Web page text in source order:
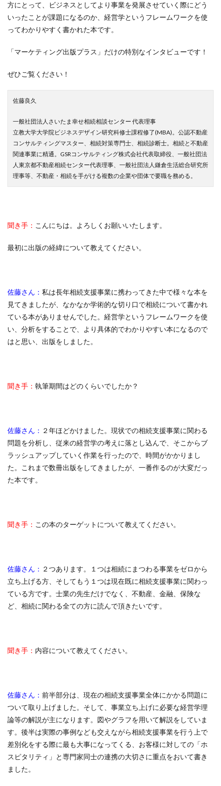
方にとって、ビジネスとしてより事業を発展させていく際にどう
いったことが課題になるのか、経営学というフレームワークを使
ってわかりやすく書かれた本です。
「マーケティング出版プラス」だけの特別なインタビューです！
ぜひご覧ください！
佐藤良久
一般社団法人さいたま幸せ相続相談センター 代表理事
立教大学大学院ビジネスデザイン研究科修士課程修了(MBA)。公認不動産
コンサルティングマスター、相続対策専門士、相続診断士。相続と不動産
関連事業に精通。GSRコンサルティング株式会社代表取締役、一般社団法
人東京都不動産相続センター代表理事、一般社団法人鎌倉生活総合研究所
理事等、不動産・相続を手がける複数の企業や団体で要職を務める。
聞き手： こんにちは。よろしくお願いいたします。
最初に出版の経緯について教えてください。
佐藤さん： 私は長年相続支援事業に携わってきた中で様々な本を
見てきましたが、なかなか学術的な切り口で相続について書かれ
ている本がありませんでした。経営学というフレームワークを使
い、分析をすることで、より具体的でわかりやすい本になるので
はと思い、出版をしました。
聞き手： 執筆期間はどのくらいでしたか？
佐藤さん： ２年ほどかけました。現状での相続支援事業に関わる
問題を分析し、従来の経営学の考えに落とし込んで、そこからブ
ラッシュアップしていく作業を行ったので、時間がかかりまし
た。これまで数冊出版をしてきましたが、一番作るのが大変だっ
た本です。
聞き手： この本のターゲットについて教えてください。
佐藤さん： ２つあります。１つは相続にまつわる事業をゼロから
立ち上げる方、そしてもう１つは現在既に相続支援事業に関わっ
ている方です。士業の先生だけでなく、不動産、金融、保険な
ど、相続に関わる全ての方に読んで頂きたいです。
聞き手： 内容について教えてください。
佐藤さん： 前半部分は、現在の相続支援事業全体にかかる問題に
ついて取り上げました。そして、事業立ち上げに必要な経営学理
論等の解説が主になります。図やグラフを用いて解説をしていま
す。後半は実際の事例なども交えながら相続支援事業を行う上で
差別化をする際に最も大事になってくる、お客様に対しての「ホ
スピタリティ」と専門家同士の連携の大切さに重点をおいて書き
ました。